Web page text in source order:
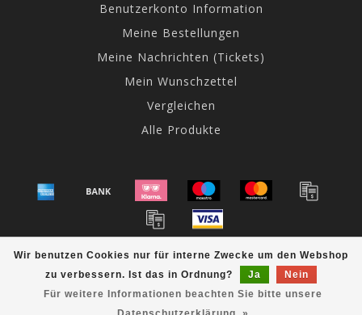
Wir benutzen Cookies nur für interne Zwecke um den Webshop
zu verbessern. Ist das in Ordnung?
Ja
Nein
Für weitere Informationen beachten Sie bitte unsere
Benutzerkonto Information
Meine Bestellungen
Meine Nachrichten (Tickets)
Mein Wunschzettel
Vergleichen
Alle Produkte
© Copyright 2026 Xerxes-Knives - Powered by Lightspeed-
Theme byDyvelopment